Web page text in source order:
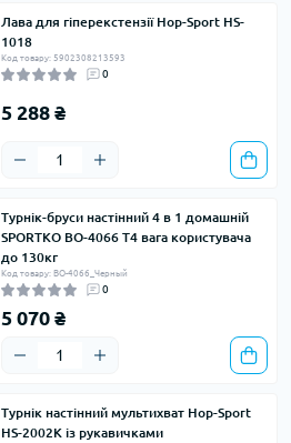
Лава для гіперекстензії Hop-Sport HS-
1018
Код товару: 5902308213593
0
5 288 ₴
Турнік-бруси настінний 4 в 1 домашній
SPORTKO BO-4066 T4 вага користувача
до 130кг
Код товару: BO-4066_Черный
0
5 070 ₴
Турнік настінний мультихват Hop-Sport
HS-2002K із рукавичками